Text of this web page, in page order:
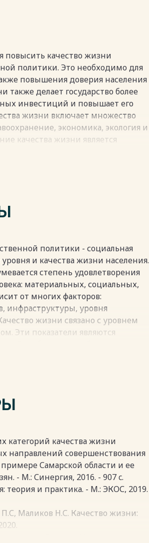
повысить качество жизни
политики. Это необходимо для
повышения доверия населения
также делает государство более
инвестиций и повышает его
жизни включает множество
экономика, экология и
качества жизни является
политики - социальная
и качества жизни населения.
степень удовлетворения
материальных, социальных,
от многих факторов:
инфраструктуры, уровня
жизни связано с уровнем
Эти показатели являются
обеспеченности
в различных научных
категорий качества жизни
направлений совершенствования
Самарской области и ее
- М.: Синергия, 2016. - 907 c.
теория и практика. - М.: ЭКОС, 2019.
Маликов Н.С. Качество жизни: